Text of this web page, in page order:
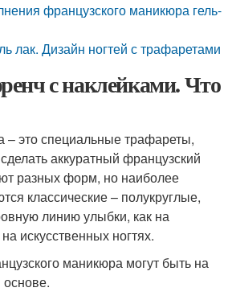
французского маникюра гель-
лак. Дизайн ногтей с трафаретами
с наклейками. Что
– это специальные трафареты,
аккуратный французский
разных форм, но наиболее
классические – полукруглые,
линию улыбки, как на
искусственных ногтях.
маникюра могут быть на